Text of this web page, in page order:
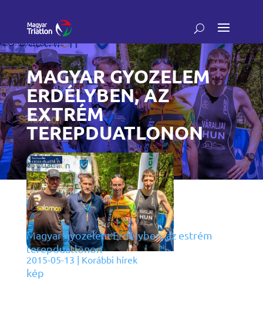
MAGYAR GYOZELEM
ERDÉLYBEN, AZ
EXTRÉM
TEREPDUATLONON
2015-05-13 | Korábbi hírek
Magyar gyozelem Erdélyben, az estrém
terepduatlonon
kép